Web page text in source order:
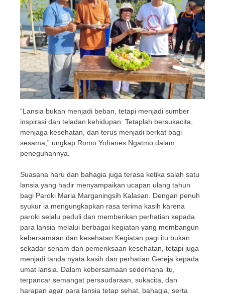
“Lansia bukan menjadi beban, tetapi menjadi sumber
inspirasi dan teladan kehidupan. Tetaplah bersukacita,
menjaga kesehatan, dan terus menjadi berkat bagi
sesama,” ungkap Romo Yohanes Ngatmo dalam
peneguhannya.
Suasana haru dan bahagia juga terasa ketika salah satu
lansia yang hadir menyampaikan ucapan ulang tahun
bagi Paroki Maria Marganingsih Kalasan. Dengan penuh
syukur ia mengungkapkan rasa terima kasih karena
paroki selalu peduli dan memberikan perhatian kepada
para lansia melalui berbagai kegiatan yang membangun
kebersamaan dan kesehatan.Kegiatan pagi itu bukan
sekadar senam dan pemeriksaan kesehatan, tetapi juga
menjadi tanda nyata kasih dan perhatian Gereja kepada
umat lansia. Dalam kebersamaan sederhana itu,
terpancar semangat persaudaraan, sukacita, dan
harapan agar para lansia tetap sehat, bahagia, serta